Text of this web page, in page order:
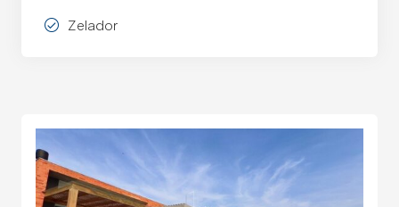
Zelador